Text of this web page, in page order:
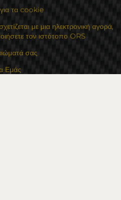
για τα cookie
με μια ηλεκτρονική αγορά,
τον ιστότοπο ORS
σας
Εμάς